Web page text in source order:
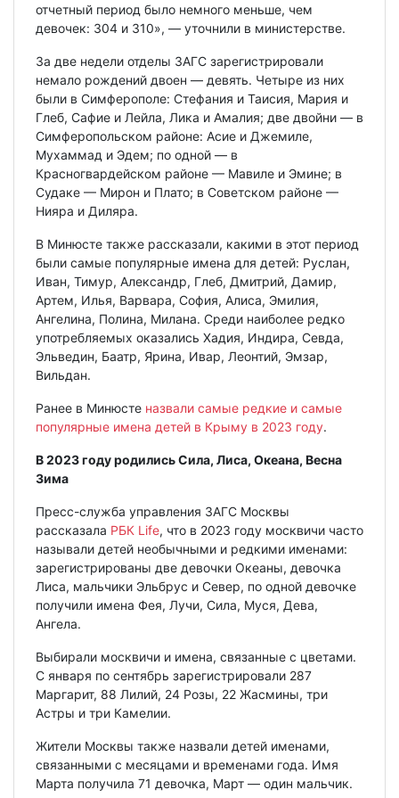
отчетный период было немного меньше, чем
девочек: 304 и 310», — уточнили в министерстве.
За две недели отделы ЗАГС зарегистрировали
немало рождений двоен — девять. Четыре из них
были в Симферополе: Стефания и Таисия, Мария и
Глеб, Сафие и Лейла, Лика и Амалия; две двойни — в
Симферопольском районе: Асие и Джемиле,
Мухаммад и Эдем; по одной — в
Красногвардейском районе — Мавиле и Эмине; в
Судаке — Мирон и Плато; в Советском районе —
Нияра и Диляра.
В Минюсте также рассказали, какими в этот период
были самые популярные имена для детей: Руслан,
Иван, Тимур, Александр, Глеб, Дмитрий, Дамир,
Артем, Илья, Варвара, София, Алиса, Эмилия,
Ангелина, Полина, Милана. Среди наиболее редко
употребляемых оказались Хадия, Индира, Севда,
Эльведин, Баатр, Ярина, Ивар, Леонтий, Эмзар,
Вильдан.
Ранее в Минюсте назвали самые редкие и самые
популярные имена детей в Крыму в 2023 году.
В 2023 году родились Сила, Лиса, Океана, Весна
Зима
Пресс-служба управления ЗАГС Москвы
рассказала РБК Life, что в 2023 году москвичи часто
называли детей необычными и редкими именами:
зарегистрированы две девочки Океаны, девочка
Лиса, мальчики Эльбрус и Север, по одной девочке
получили имена Фея, Лучи, Сила, Муся, Дева,
Ангела.
Выбирали москвичи и имена, связанные с цветами.
С января по сентябрь зарегистрировали 287
Маргарит, 88 Лилий, 24 Розы, 22 Жасмины, три
Астры и три Камелии.
Жители Москвы также назвали детей именами,
связанными с месяцами и временами года. Имя
Марта получила 71 девочка, Март — один мальчик.